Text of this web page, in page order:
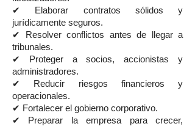
✔ Elaborar contratos sólidos y
jurídicamente seguros.
✔ Resolver conflictos antes de llegar a
tribunales.
✔ Proteger a socios, accionistas y
administradores.
✔ Reducir riesgos financieros y
operacionales.
✔ Fortalecer el gobierno corporativo.
✔ Preparar la empresa para crecer,